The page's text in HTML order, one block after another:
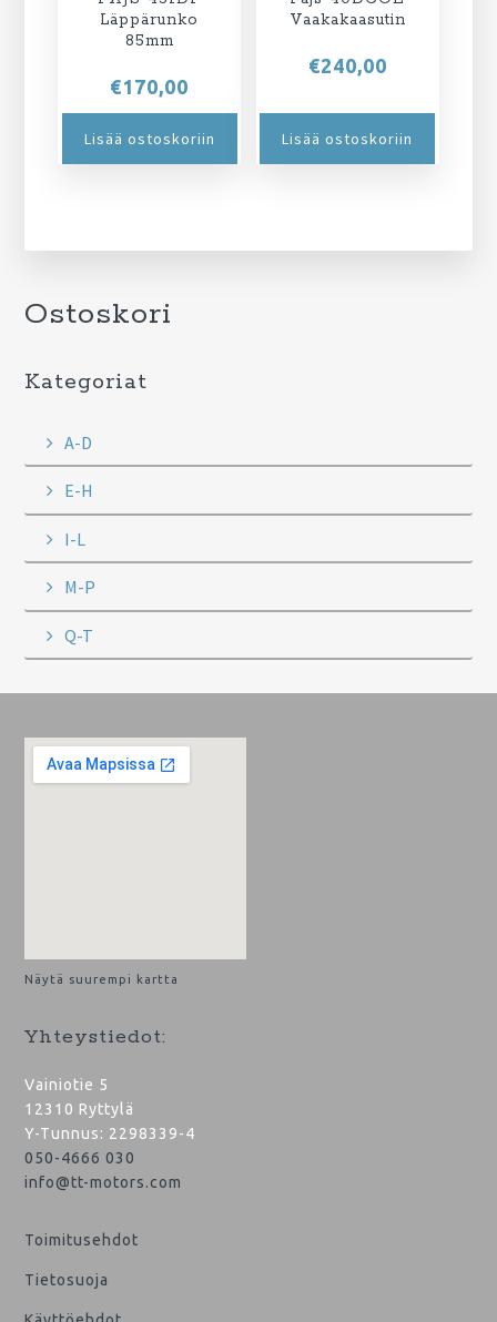
Läppärunko
85mm
€170,00
Lisää ostoskoriin
Vaakakaasutin
€240,00
Lisää ostoskoriin
Ostoskori
Kategoriat
A-D
E-H
I-L
M-P
Q-T
Footer
Näytä suurempi kartta
Yhteystiedot:
Vainiotie 5
12310 Ryttylä
Y-Tunnus: 2298339-4
050-4666 030
info@tt-motors.com
Toimitusehdot
Tietosuoja